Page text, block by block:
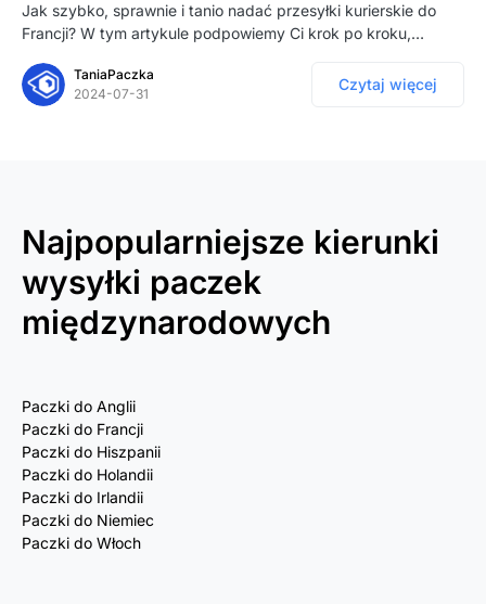
Jak szybko, sprawnie i tanio nadać przesyłki kurierskie do
Francji? W tym artykule podpowiemy Ci krok po kroku,…
TaniaPaczka
2024-07-31
Czytaj więcej
Najpopularniejsze kierunki
wysyłki paczek
międzynarodowych
Paczki do Anglii
Paczki do Francji
Paczki do Hiszpanii
Paczki do Holandii
Paczki do Irlandii
Paczki do Niemiec
Paczki do Włoch